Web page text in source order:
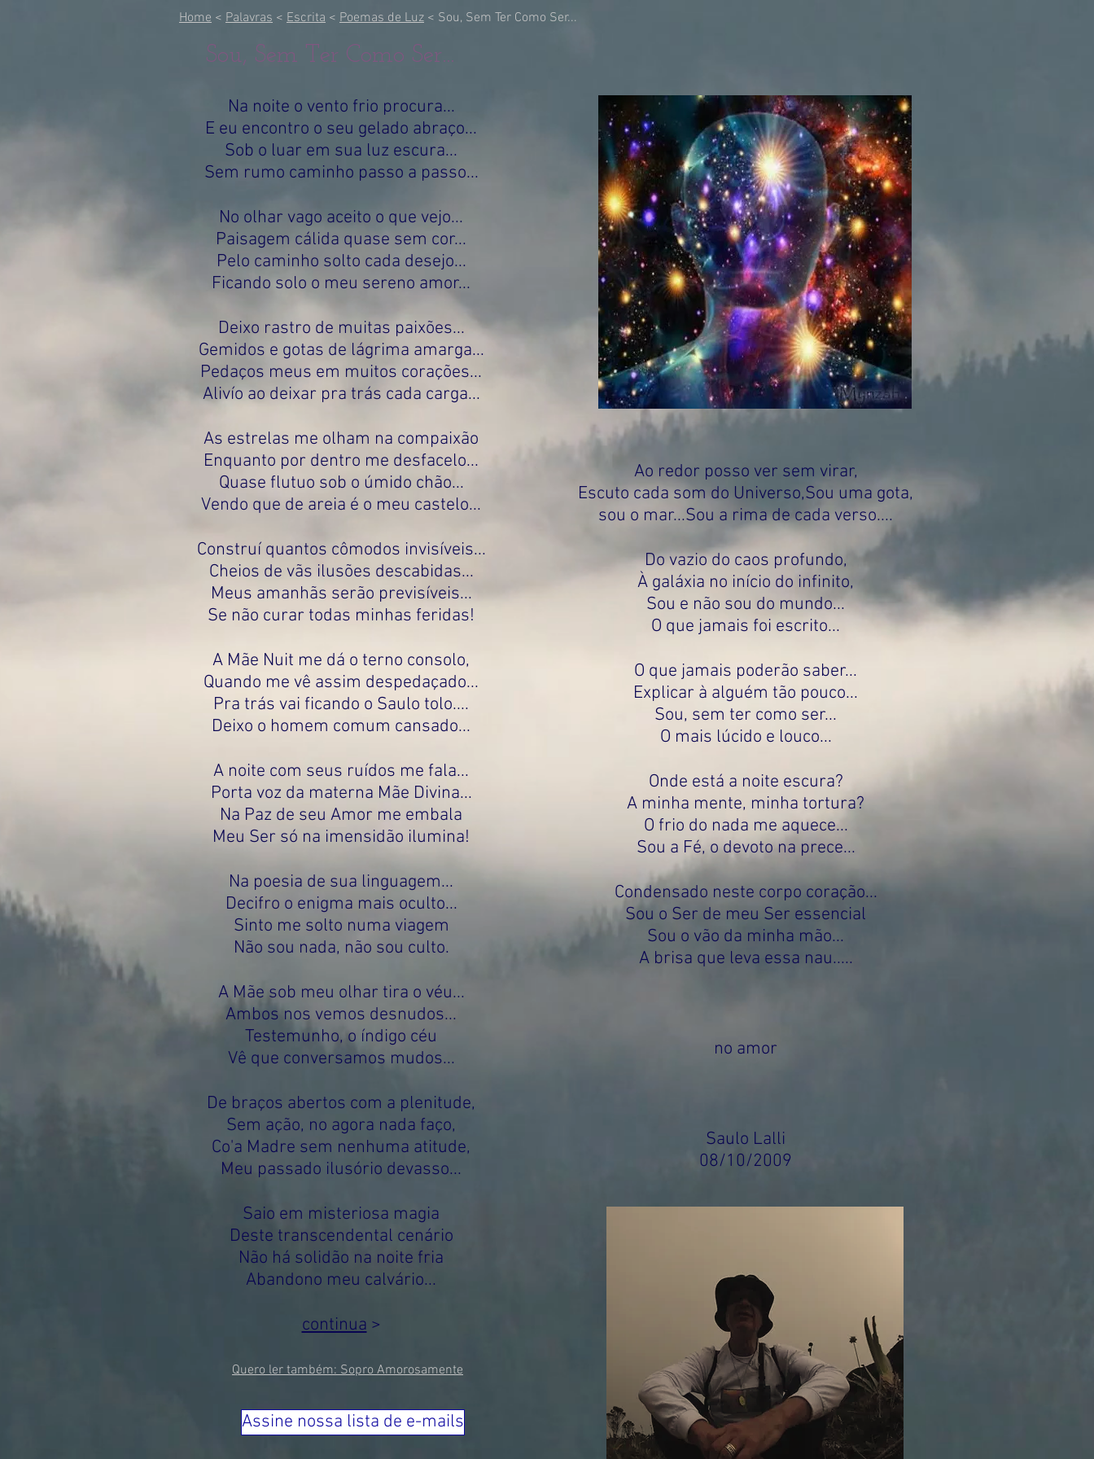
Home < Palavras < Escrita < Poemas de Luz < Sou, Sem Ter Como Ser...
Sou, Sem Ter Como Ser...
Na noite o vento frio procura...
E eu encontro o seu gelado abraço...
Sob o luar em sua luz escura...
Sem rumo caminho passo a passo...
No olhar vago aceito o que vejo...
Paisagem cálida quase sem cor...
Pelo caminho solto cada desejo...
Ficando solo o meu sereno amor...
Deixo rastro de muitas paixões...
Gemidos e gotas de lágrima amarga...
Pedaços meus em muitos corações...
Alivío ao deixar pra trás cada carga...
As estrelas me olham na compaixão
Enquanto por dentro me desfacelo...
Quase flutuo sob o úmido chão...
Vendo que de areia é o meu castelo...
Construí quantos cômodos invisíveis...
Cheios de vãs ilusões descabidas...
Meus amanhãs serão previsíveis...
Se não curar todas minhas feridas!
A Mãe Nuit me dá o terno consolo,
Quando me vê assim despedaçado...
Pra trás vai ficando o Saulo tolo....
Deixo o homem comum cansado...
A noite com seus ruídos me fala...
Porta voz da materna Mãe Divina...
Na Paz de seu Amor me embala
Meu Ser só na imensidão ilumina!
Na poesia de sua linguagem...
Decifro o enigma mais oculto...
Sinto me solto numa viagem
Não sou nada, não sou culto.
A Mãe sob meu olhar tira o véu...
Ambos nos vemos desnudos...
Testemunho, o índigo céu
Vê que conversamos mudos...
De braços abertos com a plenitude,
Sem ação, no agora nada faço,
Co'a Madre sem nenhuma atitude,
Meu passado ilusório devasso...
Saio em misteriosa magia
Deste transcendental cenário
Não há solidão na noite fria
Abandono meu calvário...
continua >
Quero ler também: Sopro Amorosamente
Assine nossa lista de e-mails
Ao redor posso ver sem virar,
Escuto cada som do Universo,Sou uma gota,
sou o mar...Sou a rima de cada verso....
Do vazio do caos profundo,
À galáxia no início do infinito,
Sou e não sou do mundo...
O que jamais foi escrito...
O que jamais poderão saber...
Explicar à alguém tão pouco...
Sou, sem ter como ser...
O mais lúcido e louco...
Onde está a noite escura?
A minha mente, minha tortura?
O frio do nada me aquece...
Sou a Fé, o devoto na prece...
Condensado neste corpo coração...
Sou o Ser de meu Ser essencial
Sou o vão da minha mão...
A brisa que leva essa nau.....
no amor
Saulo Lalli
08/10/2009